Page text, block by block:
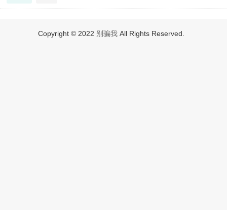
Copyright © 2022 别骗我All Rights Reserved.